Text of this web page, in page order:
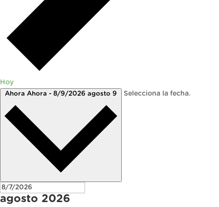
Hoy
Ahora Ahora - 8/9/2026 agosto 9 Selecciona la fecha.
agosto 2026